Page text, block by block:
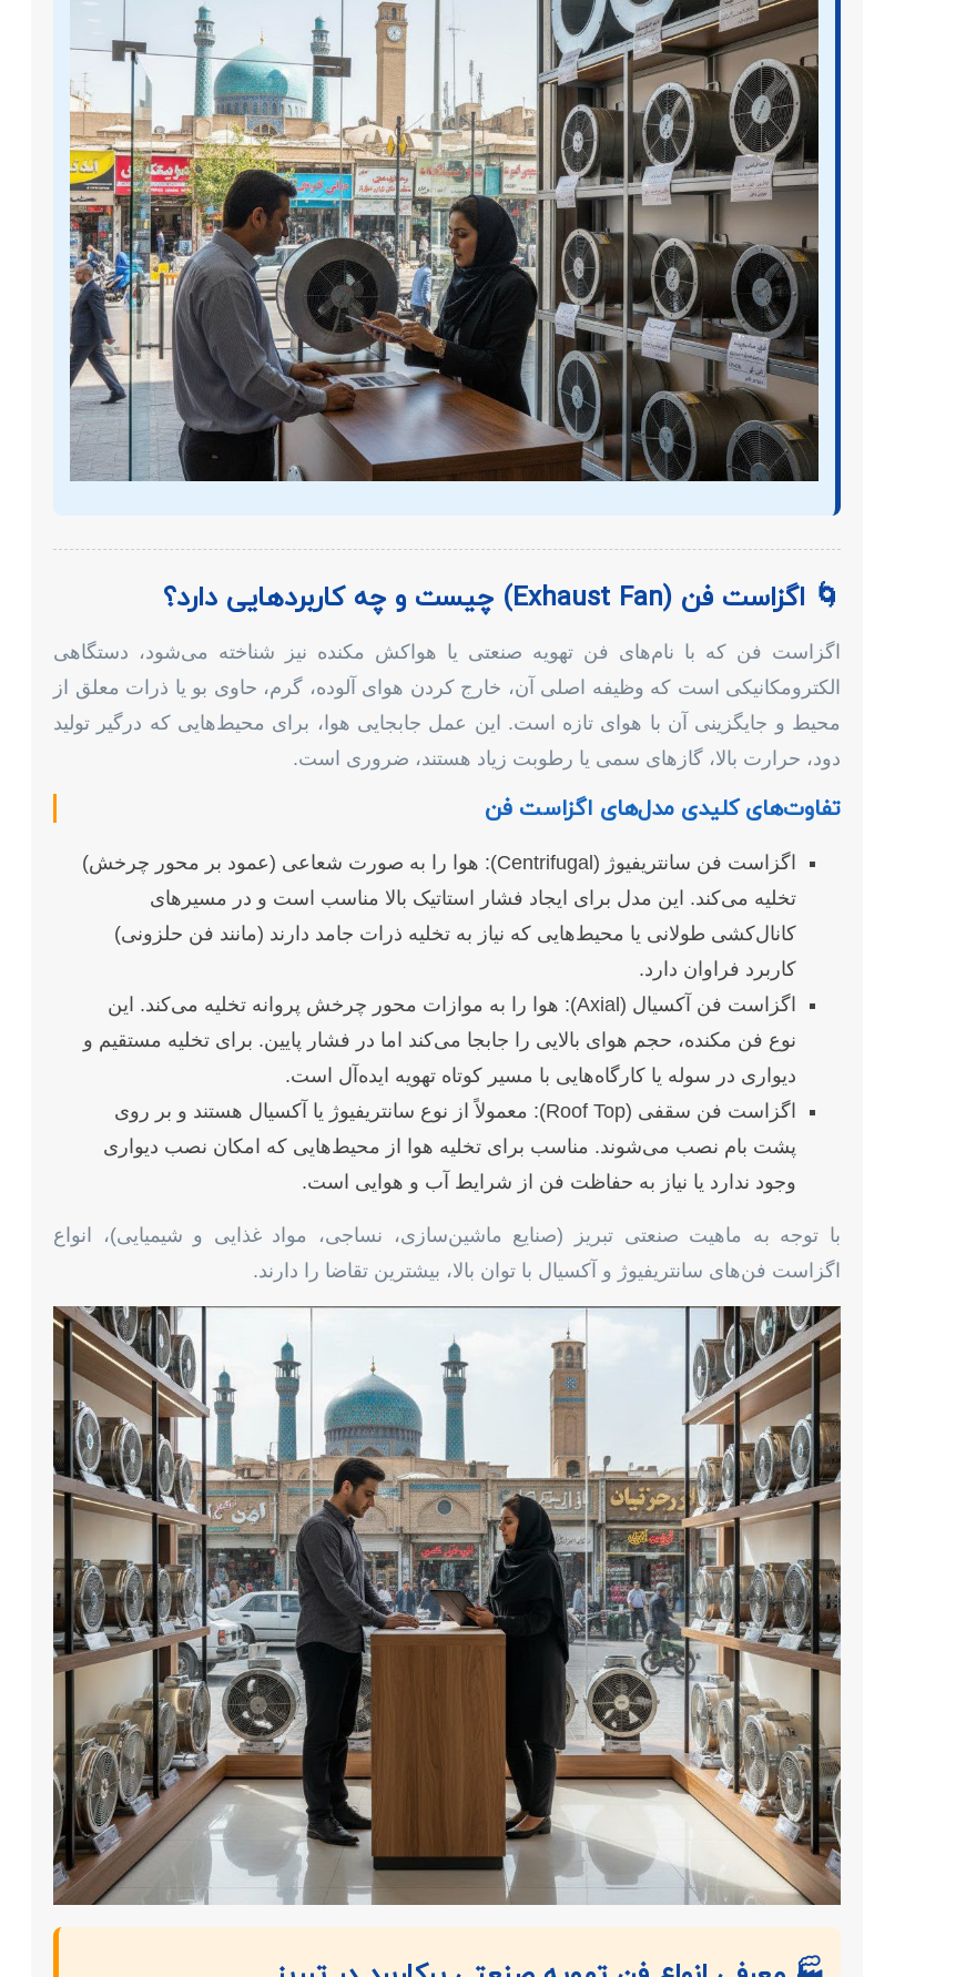
🌀 اگزاست فن (Exhaust Fan) چیست و چه کاربردهایی دارد؟
اگزاست فن که با نام‌های فن تهویه صنعتی یا هواکش مکنده نیز شناخته می‌شود، دستگاهی
الکترومکانیکی است که وظیفه اصلی آن، خارج کردن هوای آلوده، گرم، حاوی بو یا ذرات معلق از
محیط و جایگزینی آن با هوای تازه است. این عمل جابجایی هوا، برای محیط‌هایی که درگیر تولید
دود، حرارت بالا، گازهای سمی یا رطوبت زیاد هستند، ضروری است.
تفاوت‌های کلیدی مدل‌های اگزاست فن
اگزاست فن سانتریفیوژ (Centrifugal): هوا را به صورت شعاعی (عمود بر محور چرخش)
تخلیه می‌کند. این مدل برای ایجاد فشار استاتیک بالا مناسب است و در مسیرهای
کانال‌کشی طولانی یا محیط‌هایی که نیاز به تخلیه ذرات جامد دارند (مانند فن حلزونی)
کاربرد فراوان دارد.
اگزاست فن آکسیال (Axial): هوا را به موازات محور چرخش پروانه تخلیه می‌کند. این
نوع فن مکنده، حجم هوای بالایی را جابجا می‌کند اما در فشار پایین. برای تخلیه مستقیم و
دیواری در سوله یا کارگاه‌هایی با مسیر کوتاه تهویه ایده‌آل است.
اگزاست فن سقفی (Roof Top): معمولاً از نوع سانتریفیوژ یا آکسیال هستند و بر روی
پشت بام نصب می‌شوند. مناسب برای تخلیه هوا از محیط‌هایی که امکان نصب دیواری
وجود ندارد یا نیاز به حفاظت فن از شرایط آب و هوایی است.
با توجه به ماهیت صنعتی تبریز (صنایع ماشین‌سازی، نساجی، مواد غذایی و شیمیایی)، انواع
اگزاست فن‌های سانتریفیوژ و آکسیال با توان بالا، بیشترین تقاضا را دارند.